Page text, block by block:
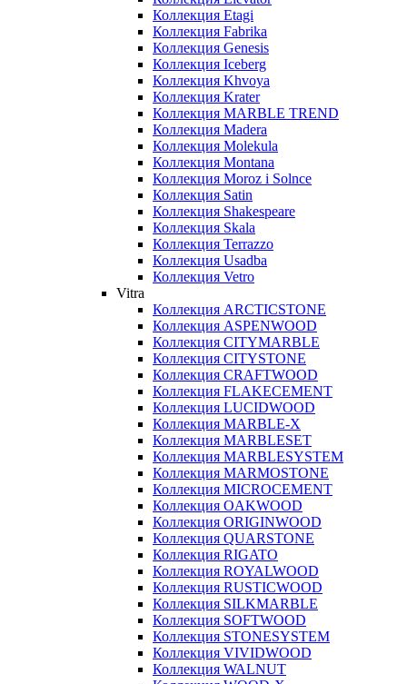
Коллекция Etagi
Коллекция Fabrika
Коллекция Genesis
Коллекция Iceberg
Коллекция Khvoya
Коллекция Krater
Коллекция MARBLE TREND
Коллекция Madera
Коллекция Molekula
Коллекция Montana
Коллекция Moroz i Solnce
Коллекция Satin
Коллекция Shakespeare
Коллекция Skala
Коллекция Terrazzo
Коллекция Usadba
Коллекция Vetro
Vitra
Коллекция ARCTICSTONE
Коллекция ASPENWOOD
Коллекция CITYMARBLE
Коллекция CITYSTONE
Коллекция CRAFTWOOD
Коллекция FLAKECEMENT
Коллекция LUCIDWOOD
Коллекция MARBLE-X
Коллекция MARBLESET
Коллекция MARBLESYSTEM
Коллекция MARMOSTONE
Коллекция MICROCEMENT
Коллекция OAKWOOD
Коллекция ORIGINWOOD
Коллекция QUARSTONE
Коллекция RIGATO
Коллекция ROYALWOOD
Коллекция RUSTICWOOD
Коллекция SILKMARBLE
Коллекция SOFTWOOD
Коллекция STONESYSTEM
Коллекция VIVIDWOOD
Коллекция WALNUT